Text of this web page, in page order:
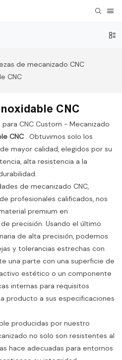
de mecanizado CNC
CNC
CNC
CNC Custom - Mecanizado
CNC . Obtuvimos solo los
mayor calidad, elegidos por su
alta resistencia a la
de mecanizado CNC,
profesionales calificados, nos
premium en
precisión. Usando el último
de alta precisión, podemos
y tolerancias estrechas con
una parte con una superficie de
estético o un componente
internas para requisitos
producto a sus especificaciones
producidas por nuestro
no solo son resistentes al
hace adecuadas para entornos